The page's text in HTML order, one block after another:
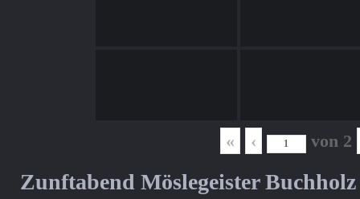
« ‹ von 2
Zunftabend Möslegeister Buchholz